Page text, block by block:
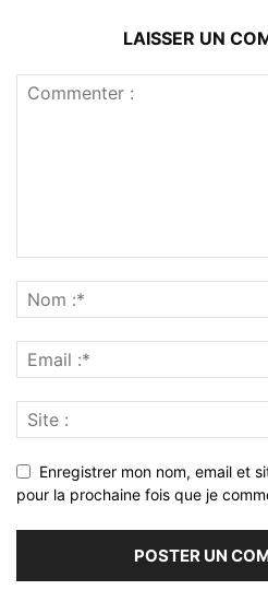
LAISSER UN
Enregistrer mon nom, email et
pour la prochaine fois que je